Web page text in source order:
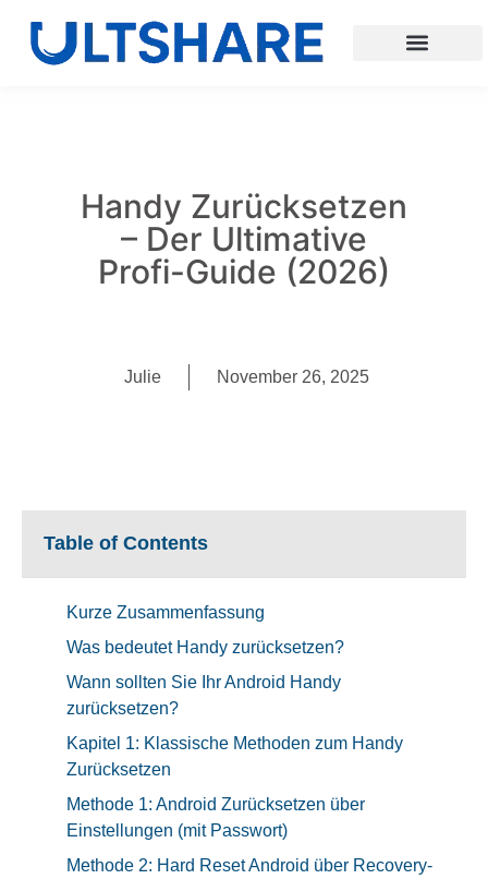
Handy Zurücksetzen
– Der Ultimative
Profi-Guide (2026)
Julie November 26, 2025
Table of Contents
Kurze Zusammenfassung
Was bedeutet Handy zurücksetzen?
Wann sollten Sie Ihr Android Handy
zurücksetzen?
Kapitel 1: Klassische Methoden zum Handy
Zurücksetzen
Methode 1: Android Zurücksetzen über
Einstellungen (mit Passwort)
Methode 2: Hard Reset Android über Recovery-